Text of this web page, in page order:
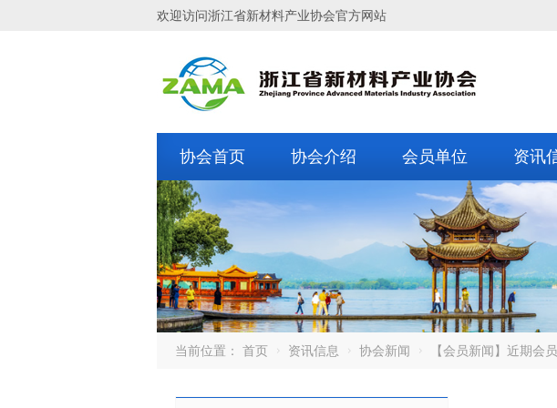
欢迎访问浙江省新材料产业协会官方网站
协会首页 协会介绍 会员单位 资讯
当前位置： 首页 资讯信息 协会新闻 【会员新闻】近期会